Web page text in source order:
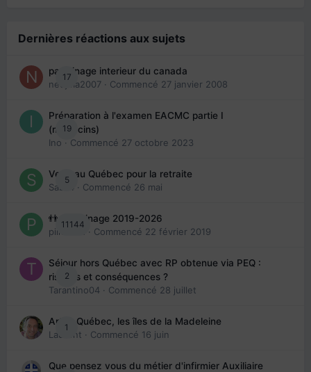
Dernières réactions aux sujets
17
parrainage interieur du canada
nedjma2007 · Commencé 27 janvier 2008
19
Préparation à l'examen EACMC partie I
(médecins)
Ino · Commencé 27 octobre 2023
5
Venir au Québec pour la retraite
Sab74
· Commencé 26 mai
11144
👬 Parrainage 2019-2026
piinoush
· Commencé 22 février 2019
2
Séjour hors Québec avec RP obtenue via PEQ :
risques et conséquences ?
Tarantino04 · Commencé 28 juillet
1
Arte : Québec, les îles de la Madeleine
Laurent · Commencé 16 juin
Que pensez vous du métier d'infirmier Auxiliaire